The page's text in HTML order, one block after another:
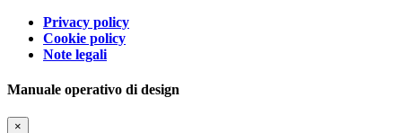
Privacy policy
Cookie policy
Note legali
Manuale operativo di design
×